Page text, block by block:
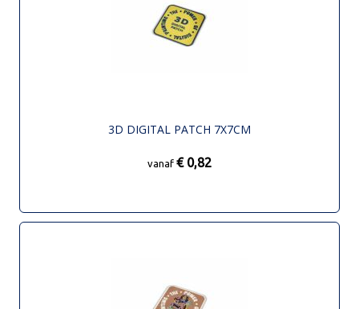
3D DIGITAL PATCH 7X7CM
vanaf € 0,82